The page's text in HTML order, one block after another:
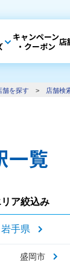
キャンペーン
・クーポン 店
舗を探す > 店舗検
一覧
リア絞込み
岩手県
盛岡市